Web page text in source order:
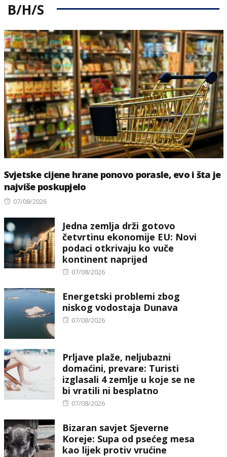
B/H/S
Svjetske cijene hrane ponovo porasle, evo i šta je
najviše poskupjelo
Posted
07/08/2026
Jedna zemlja drži gotovo
četvrtinu ekonomije EU: Novi
podaci otkrivaju ko vuče
kontinent naprijed
Posted
07/08/2026
Energetski problemi zbog
niskog vodostaja Dunava
Posted
07/08/2026
Prljave plaže, neljubazni
domaćini, prevare: Turisti
izglasali 4 zemlje u koje se ne
bi vratili ni besplatno
Posted
07/08/2026
Bizaran savjet Sjeverne
Koreje: Supa od psećeg mesa
kao lijek protiv vrućine